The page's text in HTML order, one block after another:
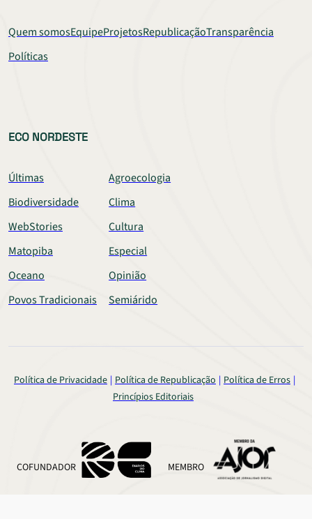
Quem somosEquipeProjetosRepublicaçãoTransparência
Políticas
ECO NORDESTE
Últimas
Agroecologia
Biodiversidade
Clima
WebStories
Cultura
Matopiba
Especial
Oceano
Opinião
Povos Tradicionais
Semiárido
Política de Privacidade Política de Republicação Política de Erros
Princípios Editoriais
COFUNDADOR MEMBRO